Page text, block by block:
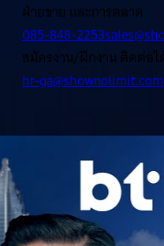
ฝ่ายขาย และการตลาด
085-848-2253
สมัครงาน/ฝึกงาน ติดต่อไ
hr-ga@shownolimit.com